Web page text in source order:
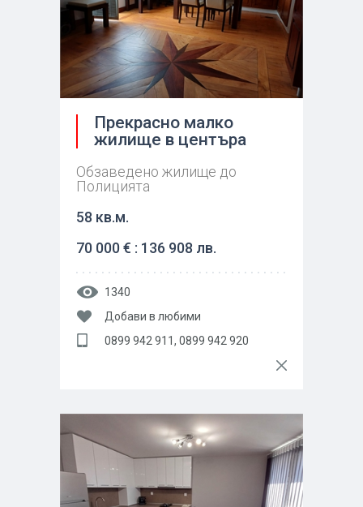
Прекрасно малко
жилище в центъра
Обзаведено жилище до
Полицията
58 кв.м.
70 000 € : 136 908 лв.
1340
Добави в любими
0899 942 911, 0899 942 920